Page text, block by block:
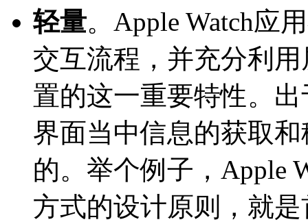
轻量。Apple Watch应
交互流程，并充分利
置的这一重要特性。
界面当中信息的获取
的。举个例子，Apple
方式的设计原则，就